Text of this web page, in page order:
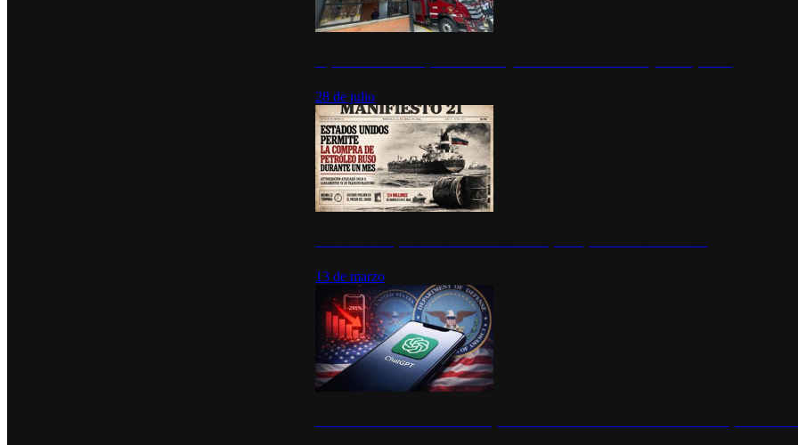
28 de julio
13 de marzo